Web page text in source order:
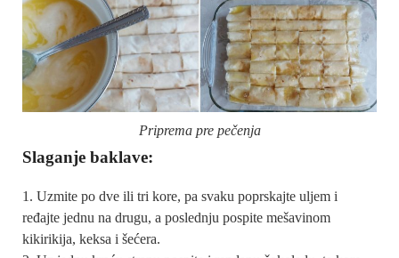
Priprema pre pečenja
Slaganje baklave:
Uzmite po dve ili tri kore, pa svaku poprskajte uljem i
ređajte jednu na drugu, a poslednju pospite mešavinom
kikirikija, keksa i šećera.